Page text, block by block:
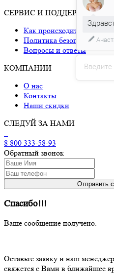
СЕРВИС И ПОДДЕРЖКА
Как происходит доставка
Политика безопасности
Вопросы и ответы
КОМПАНИИ
О нас
Контакты
Наши скидки
СЛЕДУЙ ЗА НАМИ
8 800 333-58-93
Обратный звонок
Спасибо!!!
Ваше сообщение получено.
Оставьте заявку и наш менеджер
свяжется с Вами в ближайшее